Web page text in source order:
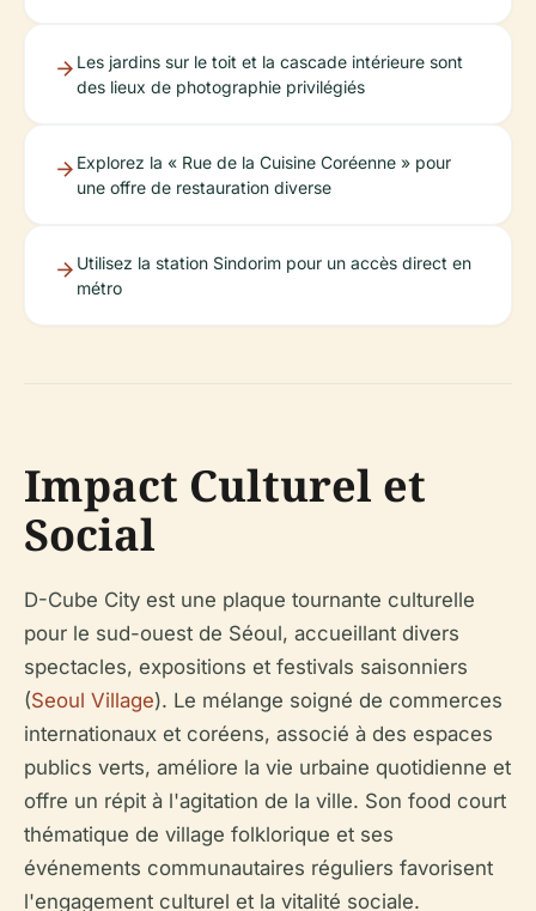
Les jardins sur le toit et la cascade intérieure sont
des lieux de photographie privilégiés
Explorez la « Rue de la Cuisine Coréenne » pour
une offre de restauration diverse
Utilisez la station Sindorim pour un accès direct en
métro
Impact Culturel et
Social
D-Cube City est une plaque tournante culturelle
pour le sud-ouest de Séoul, accueillant divers
spectacles, expositions et festivals saisonniers
(Seoul Village). Le mélange soigné de commerces
internationaux et coréens, associé à des espaces
publics verts, améliore la vie urbaine quotidienne et
offre un répit à l'agitation de la ville. Son food court
thématique de village folklorique et ses
événements communautaires réguliers favorisent
l'engagement culturel et la vitalité sociale.